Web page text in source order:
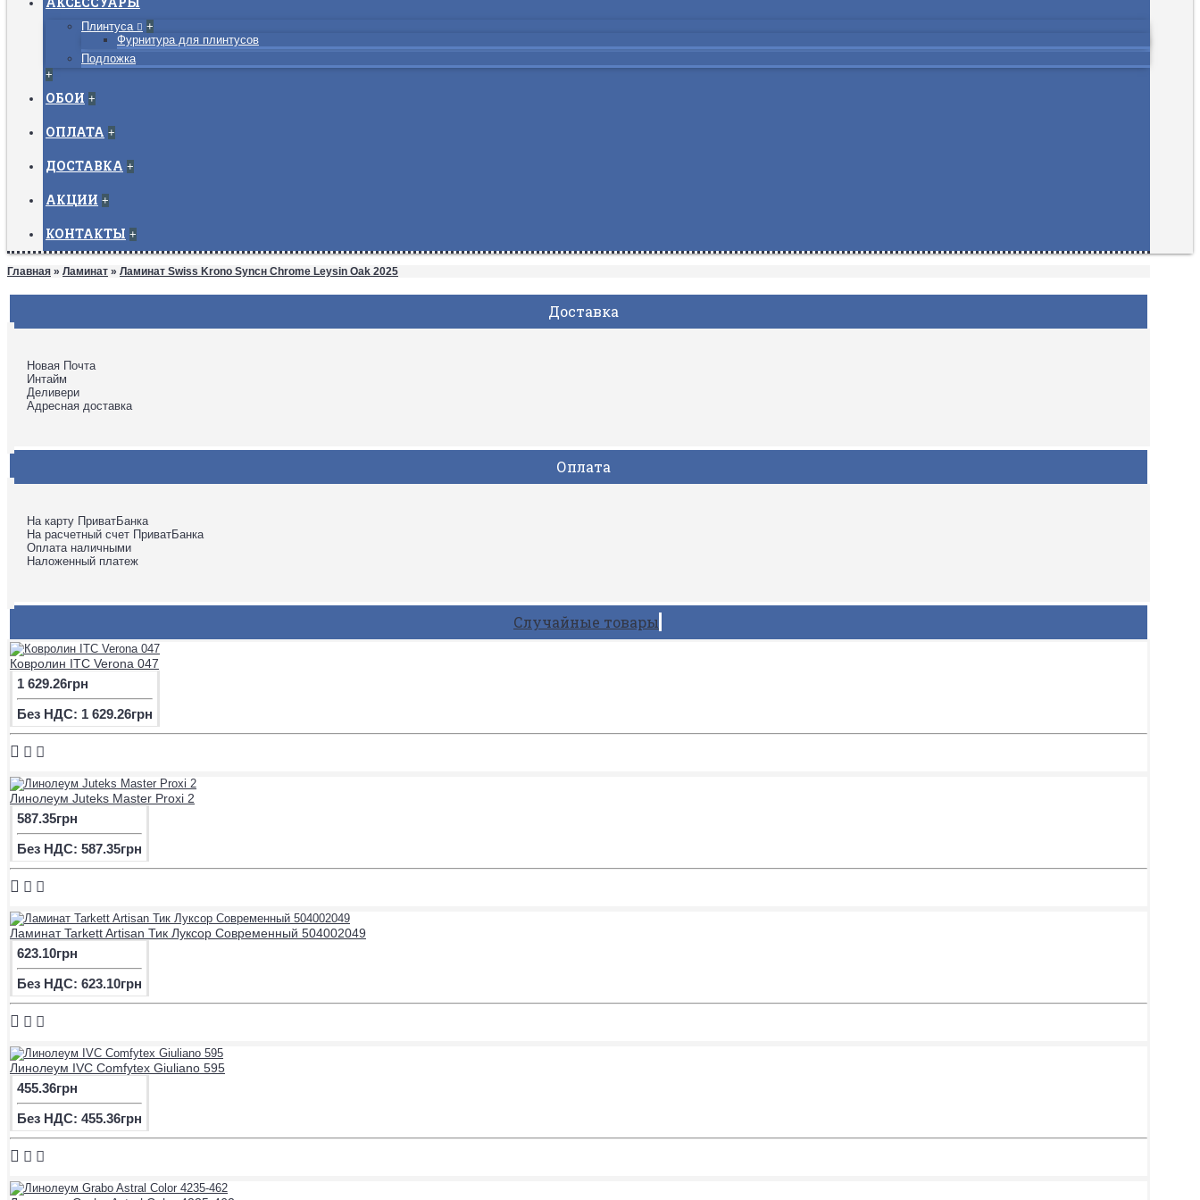
Плинтуса
+
Фурнитура для плинтусов
Подложка
+
ОБОИ +
ОПЛАТА +
ДОСТАВКА +
АКЦИИ +
КОНТАКТЫ +
Главная » Ламинат » Ламинат Swiss Krono Syncн Chrome Leysin Oak 2025
Доставка
Новая Почта
Интайм
Деливери
Адресная доставка
Оплата
На карту ПриватБанка
На расчетный счет ПриватБанка
Оплата наличными
Наложенный платеж
Случайные товары
Ковролин ITC Verona 047
1 629.26грн
Без НДС: 1 629.26грн
Линолеум Juteks Master Proxi 2
587.35грн
Без НДС: 587.35грн
Ламинат Tarkett Artisan Тик Луксор Современный 504002049
623.10грн
Без НДС: 623.10грн
Линолеум IVC Comfytex Giuliano 595
455.36грн
Без НДС: 455.36грн